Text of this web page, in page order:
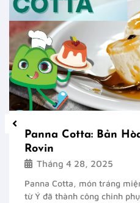
Panna Cotta: Bản
Rovin
Tháng 4 28, 2025
Panna Cotta, món tráng
từ Ý đã thành công chinh